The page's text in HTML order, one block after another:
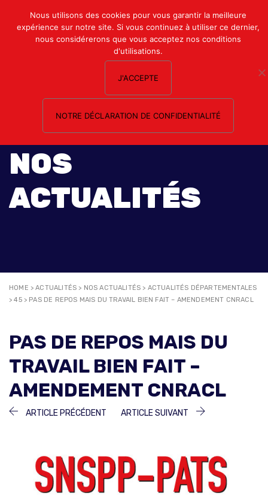
Mon compte
Nous contacter
NOS
ACTUALITÉS
HOME >ACTUALITÉS > NOS ACTUALITÉS > ACTUALITÉS DÉPARTEMENTALES
>45> PAS DE REPOS MAIS DU TRAVAIL BIEN FAIT – AMENDEMENT CNRACL
PAS DE REPOS MAIS DU
TRAVAIL BIEN FAIT –
AMENDEMENT CNRACL
NAVIGATION
L’ARTICLE
ARTICLE PRÉCÉDENT ARTICLE
ARTICLE SUIVANT
ARTICLE
Nous utilisons des cookies pour vous garantir la meilleure
expérience sur notre site. Si vous continuez à utiliser ce dernier,
nous considérerons que vous acceptez nos conditions
d'utilisations.
J'ACCEPTE
NOTRE DÉCLARATION DE CONFIDENTIALITÉ